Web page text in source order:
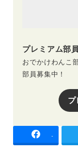
プレミアム部
おでかけわんこ
部員募集中！
-